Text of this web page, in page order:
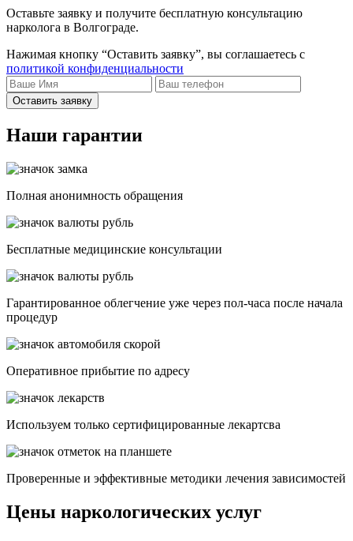
Оставьте заявку и получите бесплатную консультацию
нарколога в Волгограде.
Нажимая кнопку “Оставить заявку”, вы соглашаетесь с
политикой конфиденциальности
Оставить заявку
Наши гарантии
Полная анонимность обращения
Бесплатные медицинские консультации
Гарантированное облегчение уже через пол-часа после начала
процедур
Опеpативное прибытие по адресу
Используем только сертифицированные лекартсва
Проверенные и эффективные методики лечения зависимостей
Цены наркологических услуг